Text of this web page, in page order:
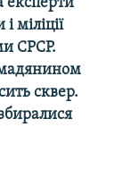
експерти
міліції
СРСР.
сквер.